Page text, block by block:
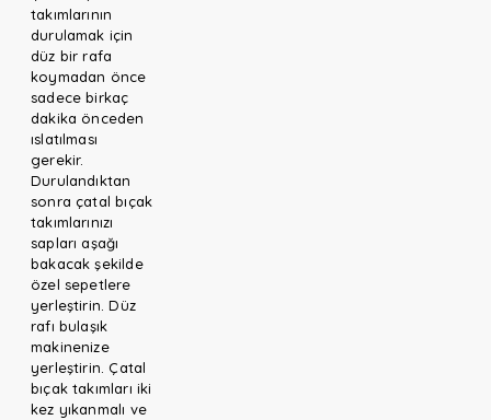
takımlarının
durulamak için
düz bir rafa
koymadan önce
sadece birkaç
dakika önceden
ıslatılması
gerekir.
Durulandıktan
sonra çatal bıçak
takımlarınızı
sapları aşağı
bakacak şekilde
özel sepetlere
yerleştirin. Düz
rafı bulaşık
makinenize
yerleştirin. Çatal
bıçak takımları iki
kez yıkanmalı ve